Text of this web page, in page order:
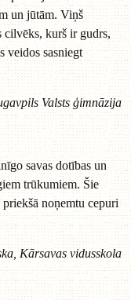
un jūtām. Viņš
cilvēks, kurš ir gudrs,
veidos sasniegt
Valsts ģimnāzija
savas dotības un
trūkumiem. Šie
noņemtu cepuri
Kārsavas vidusskola